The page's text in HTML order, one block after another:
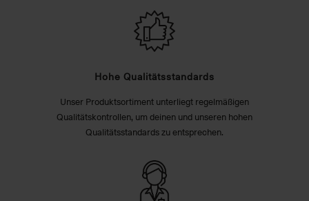
Hohe Qualitätsstandards
Unser Produktsortiment unterliegt regelmäßigen
Qualitätskontrollen, um deinen und unseren hohen
Qualitätsstandards zu entsprechen.